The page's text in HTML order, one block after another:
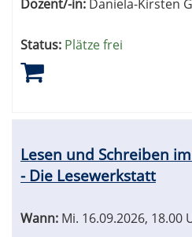
Dozent/-in: Daniela-Kirsten
Status: Plätze frei
Lesen und Schreiben
- Die Lesewerkstatt
Wann: Mi. 16.09.2026, 18.00